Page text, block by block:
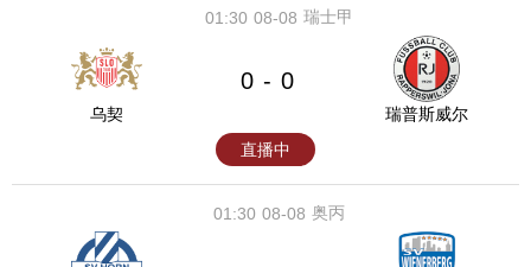
08-08
01:30 瑞士甲
乌契
0 - 0
瑞普斯威尔
直播中
08-08
01:30 奥丙